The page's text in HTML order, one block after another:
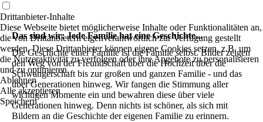
Das sind wir: Jede Familie hat eine Geschichte...
Die Geschichte einer Familie ist die Familie selbst. Bilder zeigen
den Weg von der Freundschaft über die Hochzeit über die
Schwangerschaft bis zur großen und ganzen Familie - und das
über Generationen hinweg. Wir fangen die Stimmung aller
wichtigen Momente ein und bewahren diese über viele
Generationen hinweg. Denn nichts ist schöner, als sich mit
Bildern an die Geschichte der eigenen Familie zu erinnern.
Drittanbieter-Inhalte
Diese Webseite bietet möglicherweise Inhalte oder Funktionalitäten an,
die von Drittanbietern eigenverantwortlich zur Verfügung gestellt
werden. Diese Drittanbieter können eigene Cookies setzen, z.B. um
die Nutzeraktivität zu verfolgen oder ihre Angebote zu personalisieren
und zu optimieren.
Ablehnen
Alle akzeptieren
Speichern